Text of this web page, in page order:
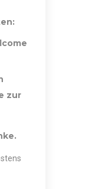
zur